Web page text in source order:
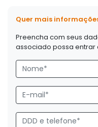
Quer mais
Preencha com seus
associado possa entrar